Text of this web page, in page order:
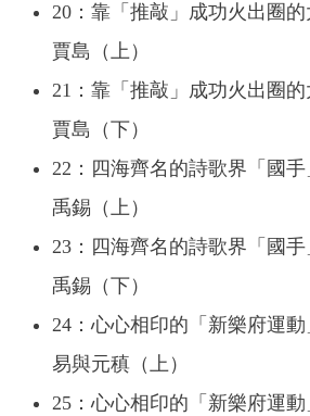
20：靠「推敲」成功火出圈
賈島（上）
21：靠「推敲」成功火出圈
賈島（下）
22：四海齊名的詩歌界「國
禹錫（上）
23：四海齊名的詩歌界「國
禹錫（下）
24：心心相印的「新樂府運
易與元稹（上）
25：心心相印的「新樂府運